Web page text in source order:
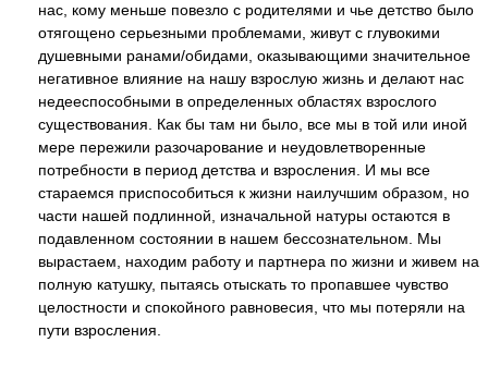
нас, кому меньше повезло с родителями и чье детство было
отягощено серьезными проблемами, живут с глувокими
душевными ранами/обидами, оказывающими значительное
негативное влияние на нашу взрослую жизнь и делают нас
недееспособными в определенных областях взрослого
существования. Как бы там ни было, все мы в той или иной
мере пережили разочарование и неудовлетворенные
потребности в период детства и взросления. И мы все
стараемся приспособиться к жизни наилучшим образом, но
части нашей подлинной, изначальной натуры остаются в
подавленном состоянии в нашем бессознательном. Мы
вырастаем, находим работу и партнера по жизни и живем на
полную катушку, пытаясь отыскать то пропавшее чувство
целостности и спокойного равновесия, что мы потеряли на
пути взросления.